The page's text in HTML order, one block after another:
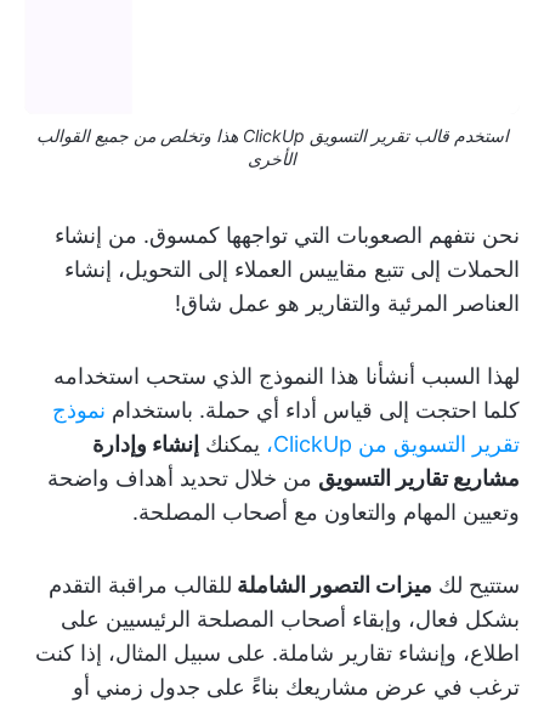
استخدم قالب تقرير التسويق ClickUp هذا وتخلص من جميع القوالب
الأخرى
نحن نتفهم الصعوبات التي تواجهها كمسوق. من إنشاء
الحملات إلى تتبع مقاييس العملاء إلى التحويل، إنشاء
العناصر المرئية والتقارير هو عمل شاق!
لهذا السبب أنشأنا هذا النموذج الذي ستحب استخدامه
كلما احتجت إلى قياس أداء أي حملة. باستخدام نموذج
تقرير التسويق من ClickUp،
يمكنك إنشاء وإدارة
مشاريع تقارير التسويق من خلال تحديد أهداف واضحة
وتعيين المهام والتعاون مع أصحاب المصلحة.
ستتيح لك ميزات التصور الشاملة للقالب مراقبة التقدم
بشكل فعال، وإبقاء أصحاب المصلحة الرئيسيين على
اطلاع، وإنشاء تقارير شاملة. على سبيل المثال، إذا كنت
ترغب في عرض مشاريعك بناءً على جدول زمني أو